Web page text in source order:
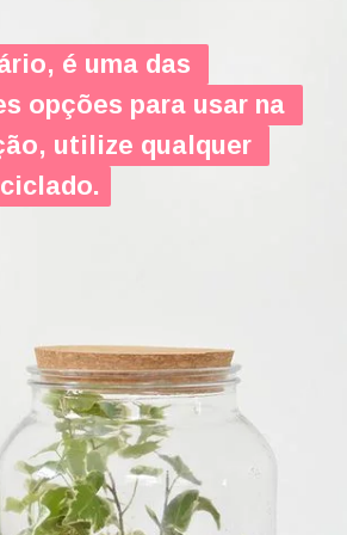
é uma das
opções para usar na
utilize qualquer
opções para usar na
utilize qualquer